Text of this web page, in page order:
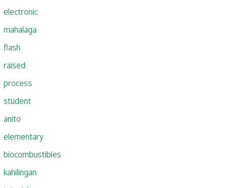
electronic
mahalaga
flash
raised
process
student
anito
elementary
biocombustibles
kahilingan